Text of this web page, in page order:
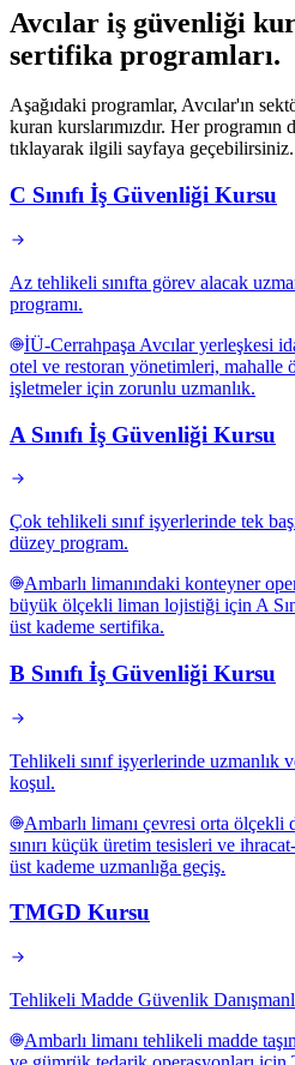
Avcılar iş güvenliği
sertifika programları.
Aşağıdaki programlar, Avcılar'ın
kuran kurslarımızdır. Her programın
tıklayarak ilgili sayfaya geçebilirsiniz.
C Sınıfı İş Güvenliği Kursu
Az tehlikeli sınıfta görev alacak
programı.
İÜ-Cerrahpaşa Avcılar yerleşkesi
otel ve restoran yönetimleri, mahalle
işletmeler için zorunlu uzmanlık.
A Sınıfı İş Güvenliği Kursu
Çok tehlikeli sınıf işyerlerinde tek
düzey program.
Ambarlı limanındaki konteyner
büyük ölçekli liman lojistiği için A
üst kademe sertifika.
B Sınıfı İş Güvenliği Kursu
Tehlikeli sınıf işyerlerinde uzmanlık
koşul.
Ambarlı limanı çevresi orta ölçekli
sınırı küçük üretim tesisleri ve
üst kademe uzmanlığa geçiş.
TMGD Kursu
Tehlikeli Madde Güvenlik
Ambarlı limanı tehlikeli madde